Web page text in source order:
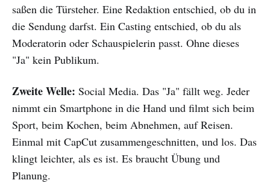
saßen die Türsteher. Eine Redaktion entschied, ob du in
die Sendung darfst. Ein Casting entschied, ob du als
Moderatorin oder Schauspielerin passt. Ohne dieses
"Ja" kein Publikum.
Zweite Welle: Social Media. Das "Ja" fällt weg. Jeder
nimmt ein Smartphone in die Hand und filmt sich beim
Sport, beim Kochen, beim Abnehmen, auf Reisen.
Einmal mit CapCut zusammengeschnitten, und los. Das
klingt leichter, als es ist. Es braucht Übung und
Planung.